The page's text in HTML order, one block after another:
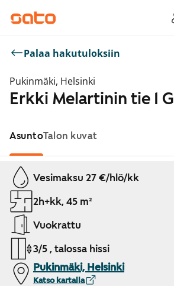
Palaa hakutuloksiin
Pukinmäki, Helsinki
Erkki Melartinin tie 1 G
AsuntoTalon kuvat
Näytetään dia 1 / 1
Vesimaksu 27 €/hlö/kk
2h+kk, 45 m²
Vuokrattu
3/5 , talossa hissi
Pukinmäki, Helsinki
Katso kartalla